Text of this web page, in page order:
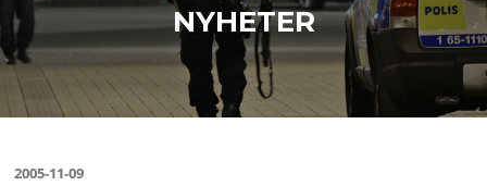
NYHETER
2005-11-09